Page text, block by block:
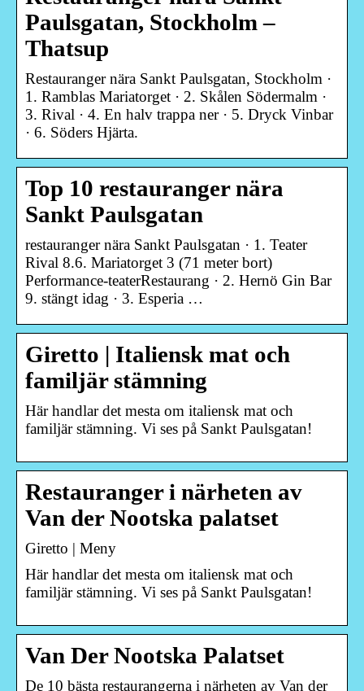
Paulsgatan, Stockholm –
Thatsup
Restauranger nära Sankt Paulsgatan, Stockholm ·
1. Ramblas Mariatorget · 2. Skålen Södermalm ·
3. Rival · 4. En halv trappa ner · 5. Dryck Vinbar
· 6. Söders Hjärta.
Top 10 restauranger nära
Sankt Paulsgatan
restauranger nära Sankt Paulsgatan · 1. Teater
Rival 8.6. Mariatorget 3 (71 meter bort)
Performance-teaterRestaurang · 2. Hernö Gin Bar
9. stängt idag · 3. Esperia …
Giretto | Italiensk mat och
familjär stämning
Här handlar det mesta om italiensk mat och
familjär stämning. Vi ses på Sankt Paulsgatan!
Restauranger i närheten av
Van der Nootska palatset
Giretto | Meny
Här handlar det mesta om italiensk mat och
familjär stämning. Vi ses på Sankt Paulsgatan!
Van Der Nootska Palatset
De 10 bästa restaurangerna i närheten av Van der